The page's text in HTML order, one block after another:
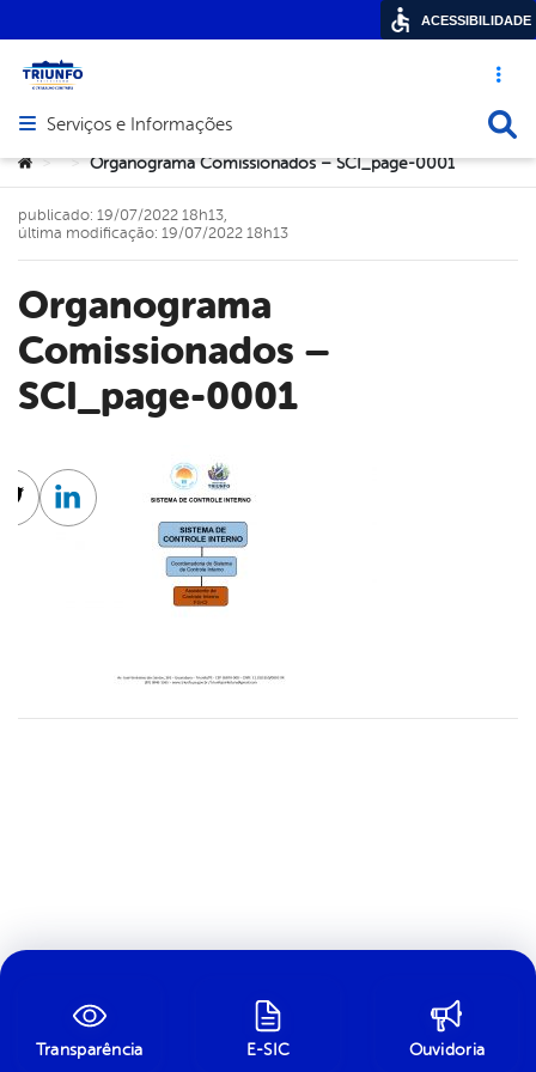
Acesso
Abrir menu principal de navegação
Serviços e Informações
Você está aqui:
> > Organograma Comissionados – SCI_page-0001
Organograma
Comissionados –
SCI_page-0001
publicado: 19/07/2022 18h13,
última modificação: 19/07/2022 18h13
TwitterLinkedin
Transparência E-SIC Ouvidoria
ACESSIBILIDADE